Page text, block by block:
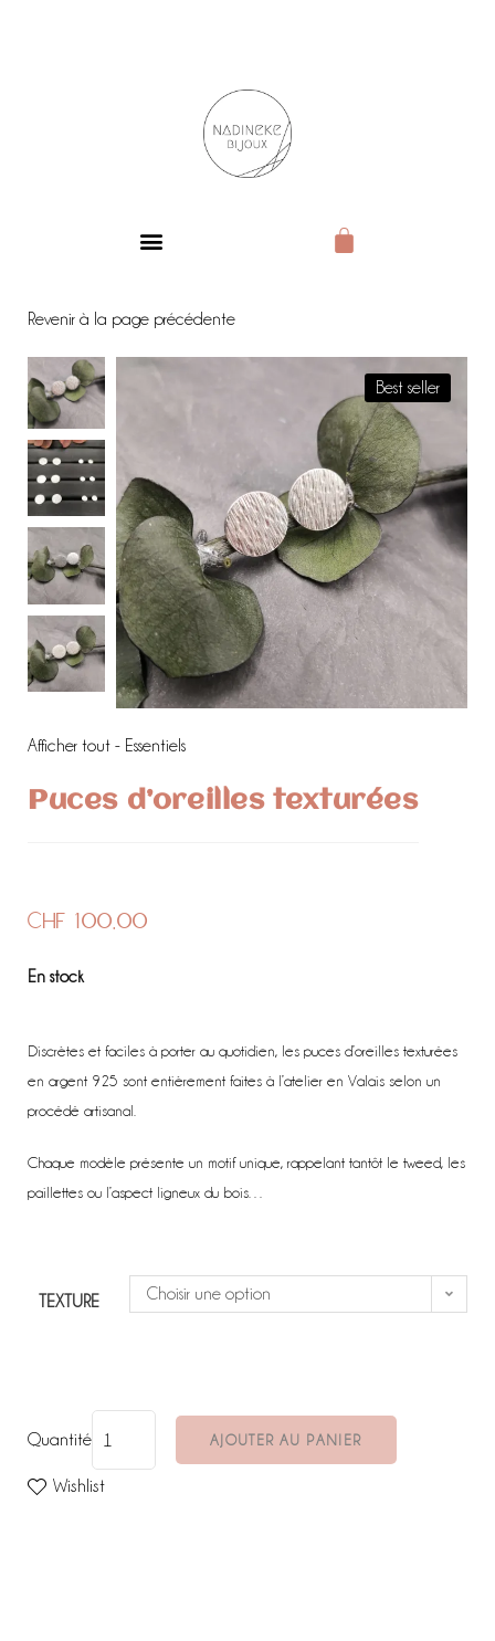
Revenir à la page précédente
Best seller
Afficher tout - Essentiels
Puces d’oreilles texturées
CHF 100.00
En stock
Discrètes et faciles à porter au quotidien, les puces d’oreilles texturées
en argent 925 sont entièrement faites à l’atelier en Valais selon un
procédé artisanal.
Chaque modèle présente un motif unique, rappelant tantôt le tweed, les
paillettes ou l’aspect ligneux du bois…
TEXTURE Choisir une option
Quantité AJOUTER AU PANIER
Wishlist